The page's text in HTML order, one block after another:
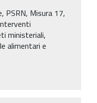
PSRN, Misura 17,
ministeriali,
alimentari e